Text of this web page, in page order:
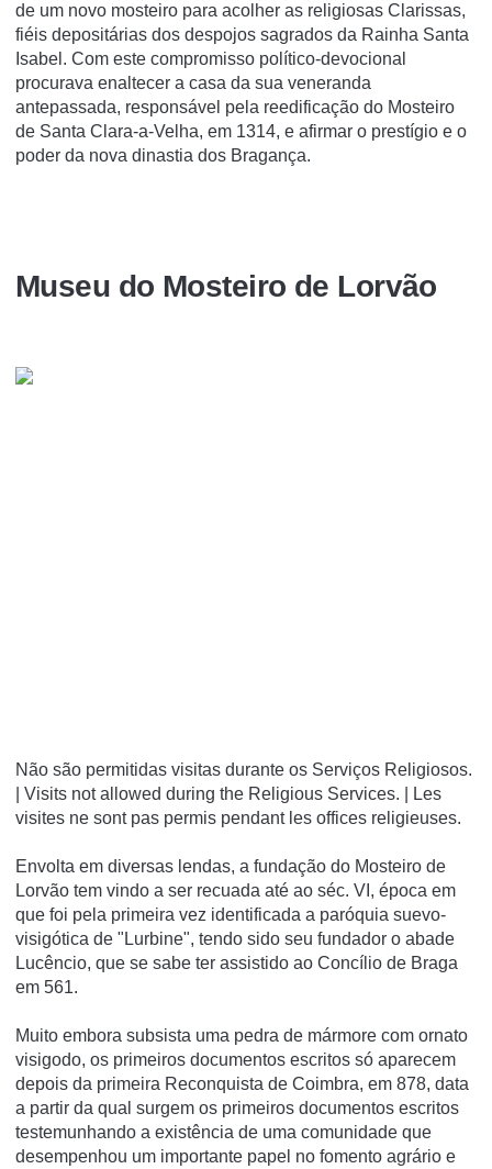
de um novo mosteiro para acolher as religiosas Clarissas,
fiéis depositárias dos despojos sagrados da Rainha Santa
Isabel. Com este compromisso político-devocional
procurava enaltecer a casa da sua veneranda
antepassada, responsável pela reedificação do Mosteiro
de Santa Clara-a-Velha, em 1314, e afirmar o prestígio e o
poder da nova dinastia dos Bragança.
Museu do Mosteiro de Lorvão
Não são permitidas visitas durante os Serviços Religiosos.
| Visits not allowed during the Religious Services. | Les
visites ne sont pas permis pendant les offices religieuses.
Envolta em diversas lendas, a fundação do Mosteiro de
Lorvão tem vindo a ser recuada até ao séc. VI, época em
que foi pela primeira vez identificada a paróquia suevo-
visigótica de "Lurbine", tendo sido seu fundador o abade
Lucêncio, que se sabe ter assistido ao Concílio de Braga
em 561.
Muito embora subsista uma pedra de mármore com ornato
visigodo, os primeiros documentos escritos só aparecem
depois da primeira Reconquista de Coimbra, em 878, data
a partir da qual surgem os primeiros documentos escritos
testemunhando a existência de uma comunidade que
desempenhou um importante papel no fomento agrário e